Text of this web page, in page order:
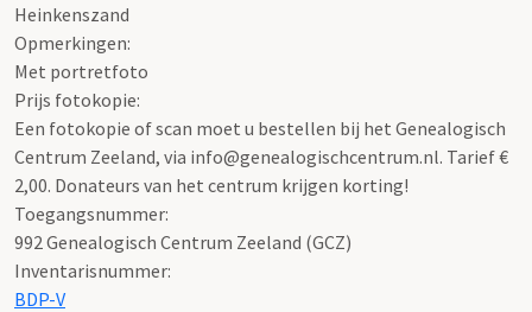
Heinkenszand
Opmerkingen:
Met portretfoto
Prijs fotokopie:
Een fotokopie of scan moet u bestellen bij het Genealogisch
Centrum Zeeland, via info@genealogischcentrum.nl. Tarief €
2,00. Donateurs van het centrum krijgen korting!
Toegangsnummer:
992 Genealogisch Centrum Zeeland (GCZ)
Inventarisnummer:
BDP-V